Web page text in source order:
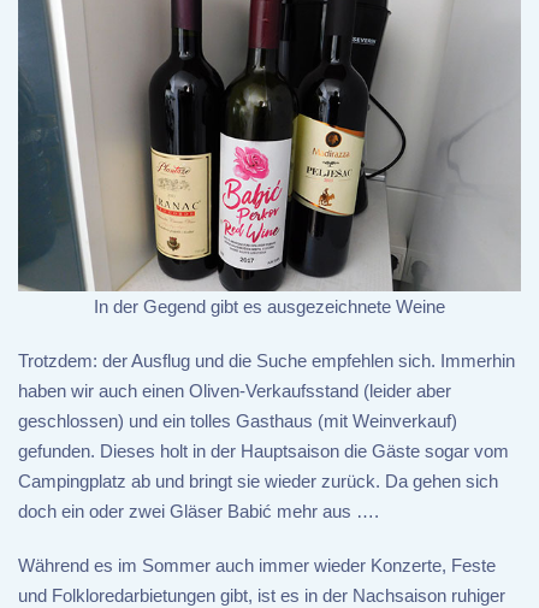
In der Gegend gibt es ausgezeichnete Weine
Trotzdem: der Ausflug und die Suche empfehlen sich. Immerhin
haben wir auch einen Oliven-Verkaufsstand (leider aber
geschlossen) und ein tolles Gasthaus (mit Weinverkauf)
gefunden. Dieses holt in der Hauptsaison die Gäste sogar vom
Campingplatz ab und bringt sie wieder zurück. Da gehen sich
doch ein oder zwei Gläser Babić mehr aus ….
Während es im Sommer auch immer wieder Konzerte, Feste
und Folkloredarbietungen gibt, ist es in der Nachsaison ruhiger